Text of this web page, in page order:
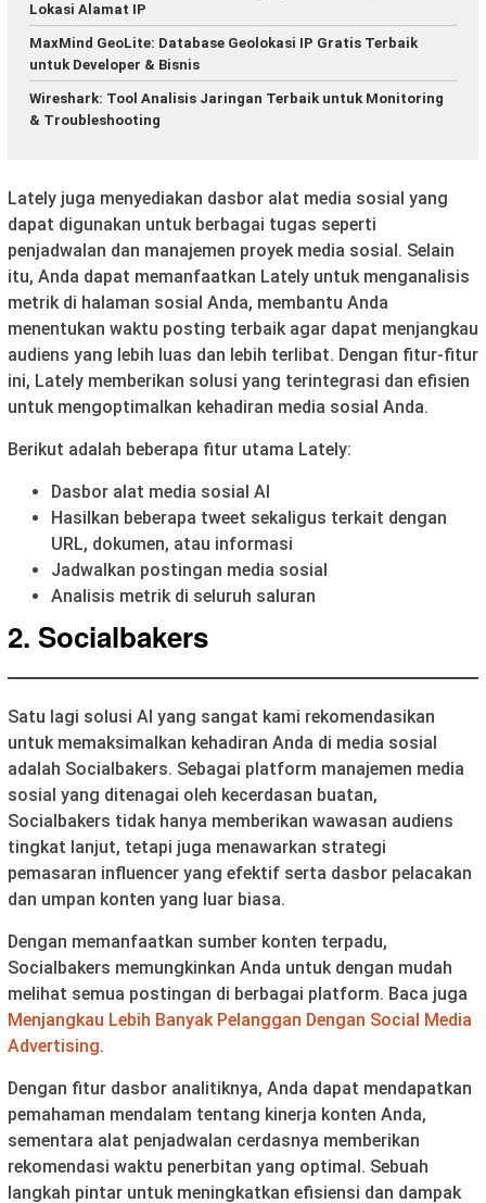
Lokasi Alamat IP
MaxMind GeoLite: Database Geolokasi IP Gratis Terbaik
untuk Developer & Bisnis
Wireshark: Tool Analisis Jaringan Terbaik untuk Monitoring
& Troubleshooting
Lately juga menyediakan dasbor alat media sosial yang
dapat digunakan untuk berbagai tugas seperti
penjadwalan dan manajemen proyek media sosial. Selain
itu, Anda dapat memanfaatkan Lately untuk menganalisis
metrik di halaman sosial Anda, membantu Anda
menentukan waktu posting terbaik agar dapat menjangkau
audiens yang lebih luas dan lebih terlibat. Dengan fitur-fitur
ini, Lately memberikan solusi yang terintegrasi dan efisien
untuk mengoptimalkan kehadiran media sosial Anda.
Berikut adalah beberapa fitur utama Lately:
Dasbor alat media sosial AI
Hasilkan beberapa tweet sekaligus terkait dengan
URL, dokumen, atau informasi
Jadwalkan postingan media sosial
Analisis metrik di seluruh saluran
2. Socialbakers
Satu lagi solusi AI yang sangat kami rekomendasikan
untuk memaksimalkan kehadiran Anda di media sosial
adalah Socialbakers. Sebagai platform manajemen media
sosial yang ditenagai oleh kecerdasan buatan,
Socialbakers tidak hanya memberikan wawasan audiens
tingkat lanjut, tetapi juga menawarkan strategi
pemasaran influencer yang efektif serta dasbor pelacakan
dan umpan konten yang luar biasa.
Dengan memanfaatkan sumber konten terpadu,
Socialbakers memungkinkan Anda untuk dengan mudah
melihat semua postingan di berbagai platform. Baca juga
Menjangkau Lebih Banyak Pelanggan Dengan Social Media
Advertising.
Dengan fitur dasbor analitiknya, Anda dapat mendapatkan
pemahaman mendalam tentang kinerja konten Anda,
sementara alat penjadwalan cerdasnya memberikan
rekomendasi waktu penerbitan yang optimal. Sebuah
langkah pintar untuk meningkatkan efisiensi dan dampak